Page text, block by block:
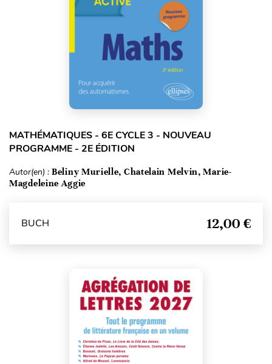
MATHÉMATIQUES - 6E CYCLE 3 - NOUVEAU
PROGRAMME - 2E ÉDITION
Autor(en) : Beliny Murielle, Chatelain Melvin, Marie-
Magdeleine Aggie
BUCH 12,00 €